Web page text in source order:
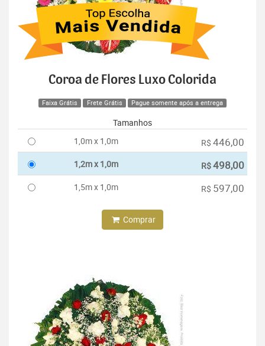
Coroa de Flores Luxo Colorida
Faixa Grátis Frete Grátis Pague somente após a entrega
Tamanhos
1,0m x 1,0m
R$ 446,00
1,2m x 1,0m R$498,00
1,5m x 1,0m R$ 597,00
Comprar